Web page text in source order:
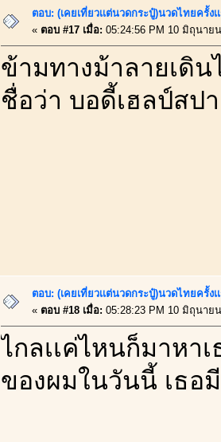
ตอบ: (เคยเที่ยวเเต่นวดกระปู๋)นวดไทยครั้ง
« ตอบ #17 เมื่อ: 05:24:56 PM 10 มิถุนาย
ข้ามทางม้าลายเดิน
ชื่อว่า บอดี้เฮลป์สป
ตอบ: (เคยเที่ยวเเต่นวดกระปู๋)นวดไทยครั้ง
« ตอบ #18 เมื่อ: 05:28:23 PM 10 มิถุนาย
ไกลเเค่ไหนก็มาหา
ของผมในวันนี้ เธอ